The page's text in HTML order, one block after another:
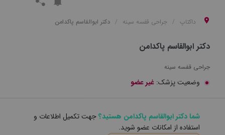
داکتاپ جراحی قفسه سینه دکتر ابوالقاسم پاکدامن
دکتر ابوالقاسم پاکدامن
جراحی قفسه سینه
وضعیت پزشک: غیر عضو
شما دکتر ابوالقاسم پاکدامن هستید؟جهت تکمیل اطلاعات و
استفاده از امکانات عضو شوید.